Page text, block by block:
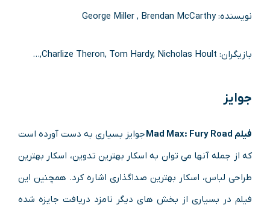
نویسنده: George Miller , Brendan McCarthy
بازیگران: Charlize Theron, Tom Hardy, Nicholas Hoult,…
جوایز
فیلم Mad Max: Fury Roadجوایز بسیاری به دست آورده است
که از جمله آنها می توان به اسکار بهترین تدوین، اسکار بهترین
طراحی لباس، اسکار بهترین صداگذاری اشاره کرد. همچنین این
فیلم در بسیاری از بخش های دیگر نامزد دریافت جایزه شده